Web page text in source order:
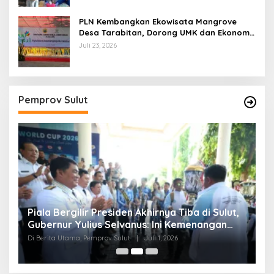
PLN Kembangkan Ekowisata Mangrove
Desa Tarabitan, Dorong UMK dan Ekonomi
Berkelanjutan di Likupang
Juli 23, 2026
Pemprov Sulut
Piala Bergilir Presiden Akhirnya Tiba di Sulut,
Gubernur Yulius Selvanus: Ini Kemenangan
Seluruh Masyarakat
Di Berita Utama, Pemprov Sulut Juli 1, 2026